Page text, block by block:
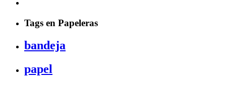
Tags en Papeleras
bandeja
papel